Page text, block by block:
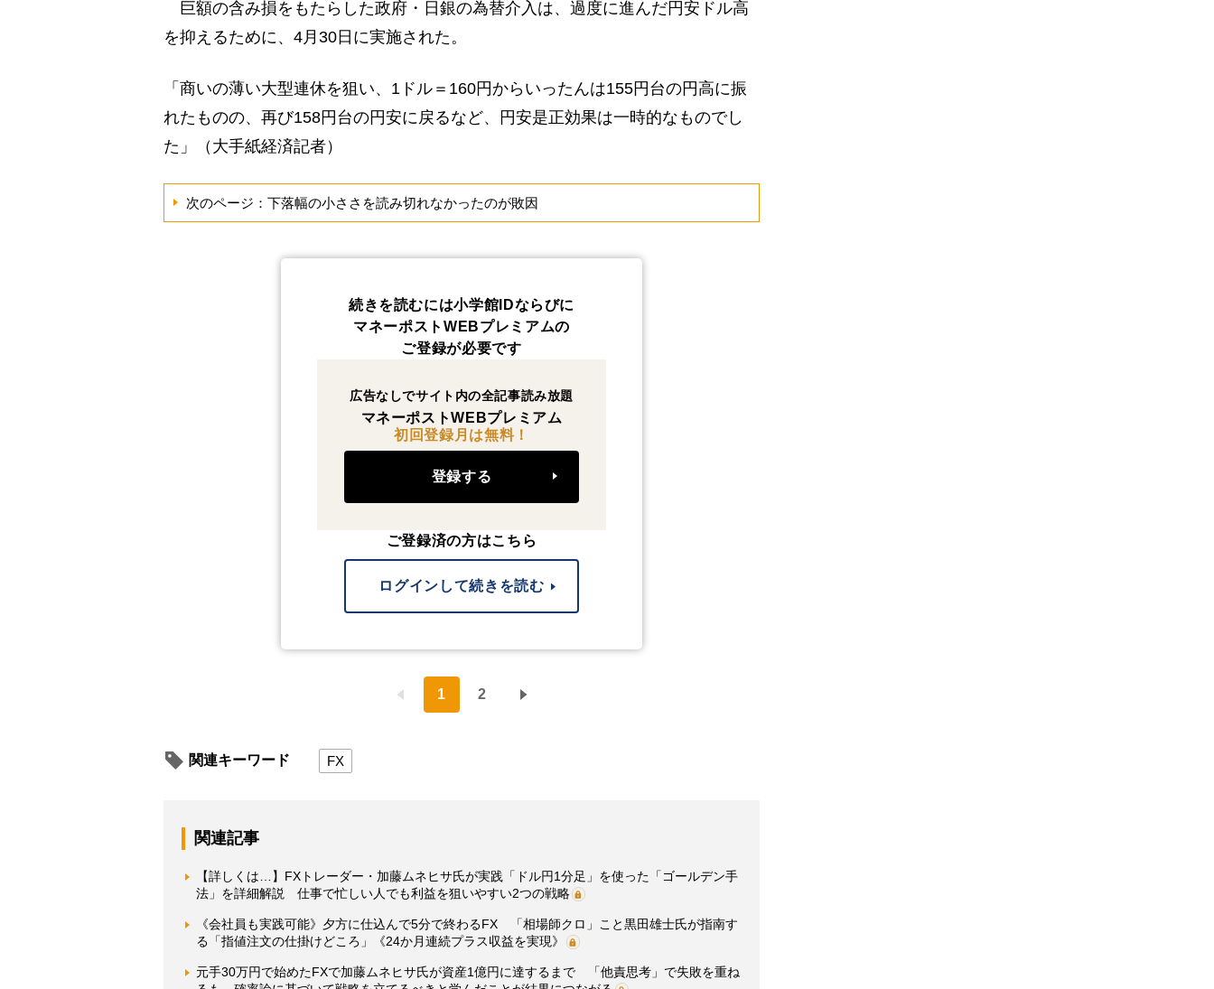
巨額の含み損をもたらした政府・日銀の為替介入は、過度に進んだ円安ドル高
を抑えるために、4月30日に実施された。
「商いの薄い大型連休を狙い、1ドル＝160円からいったんは155円台の円高に振
れたものの、再び158円台の円安に戻るなど、円安是正効果は一時的なものでし
た」（大手紙経済記者）
次のページ：下落幅の小ささを読み切れなかったのが敗因
続きを読むには小学館IDならびに
マネーポストWEBプレミアムの
ご登録が必要です
広告なしでサイト内の全記事読み放題
マネーポストWEBプレミアム
初回登録月は無料！
登録する
ご登録済の方はこちら
ログインして続きを読む
1 2
関連キーワード FX
関連記事
【詳しくは…】FXトレーダー・加藤ムネヒサ氏が実践「ドル円1分足」を使った「ゴールデン手
法」を詳細解説 仕事で忙しい人でも利益を狙いやすい2つの戦略
《会社員も実践可能》夕方に仕込んで5分で終わるFX 「相場師クロ」こと黒田雄士氏が指南す
る「指値注文の仕掛けどころ」《24か月連続プラス収益を実現》
元手30万円で始めたFXで加藤ムネヒサ氏が資産1億円に達するまで 「他責思考」で失敗を重ね